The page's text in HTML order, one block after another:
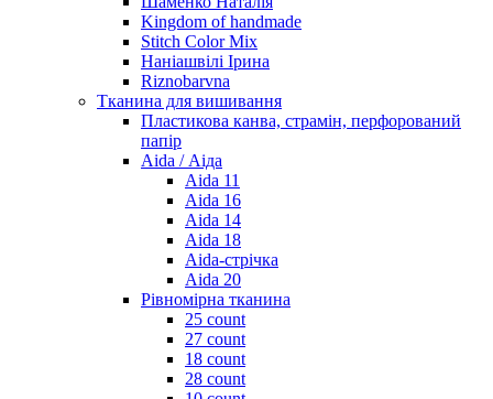
Kingdom of handmade
Stitch Color Mix
Наніашвілі Ірина
Riznobarvna
Тканина для вишивання
Пластикова канва, страмін, перфорований
папір
Aida / Аіда
Aida 11
Aida 16
Aida 14
Aida 18
Aida-стрічка
Aida 20
Рівномірна тканина
25 count
27 count
18 count
28 count